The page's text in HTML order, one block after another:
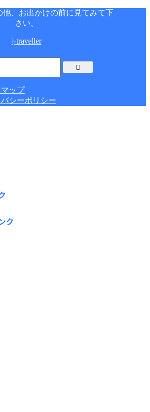
他、お出かけの前に見てみて下
さい。
j-traveller
ップ
シーポリシー
ク